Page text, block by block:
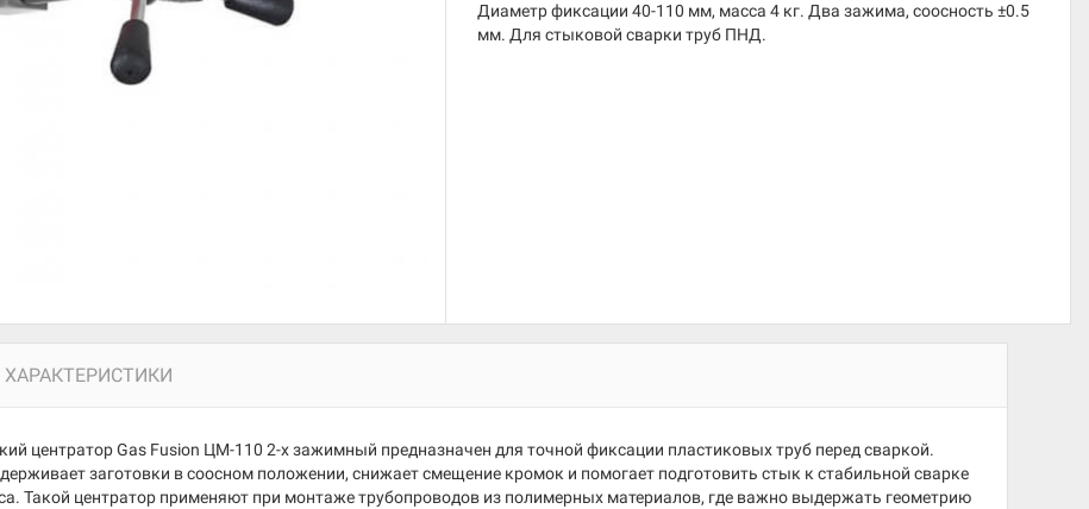
Диаметр фиксации 40-110 мм, масса 4 кг. Два зажима, соосность ±0.5
мм. Для стыковой сварки труб ПНД.
ХАРАКТЕРИСТИКИ
центратор Gas Fusion ЦМ-110 2-х зажимный предназначен для точной фиксации пластиковых труб перед сваркой.
заготовки в соосном положении, снижает смещение кромок и помогает подготовить стык к стабильной сварке
Такой центратор применяют при монтаже трубопроводов из полимерных материалов, где важно выдержать геометрию